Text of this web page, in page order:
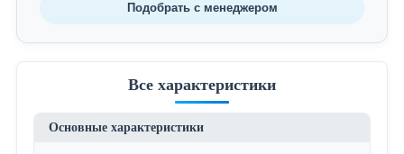
Подобрать с менеджером
Все характеристики
Основные характеристики